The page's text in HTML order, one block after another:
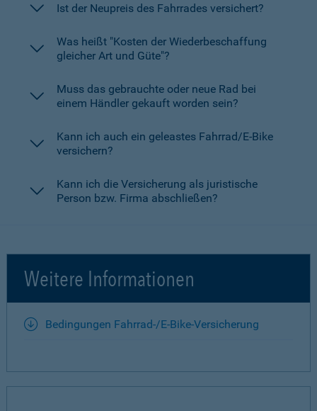
Ist der Neupreis des Fahrrades versichert?
Was heißt "Kosten der Wiederbeschaffung
gleicher Art und Güte"?
Muss das gebrauchte oder neue Rad bei
einem Händler gekauft worden sein?
Kann ich auch ein geleastes Fahrrad/E-Bike
versichern?
Kann ich die Versicherung als juristische
Person bzw. Firma abschließen?
Weitere Informationen
Bedingungen Fahrrad-/E-Bike-Versicherung